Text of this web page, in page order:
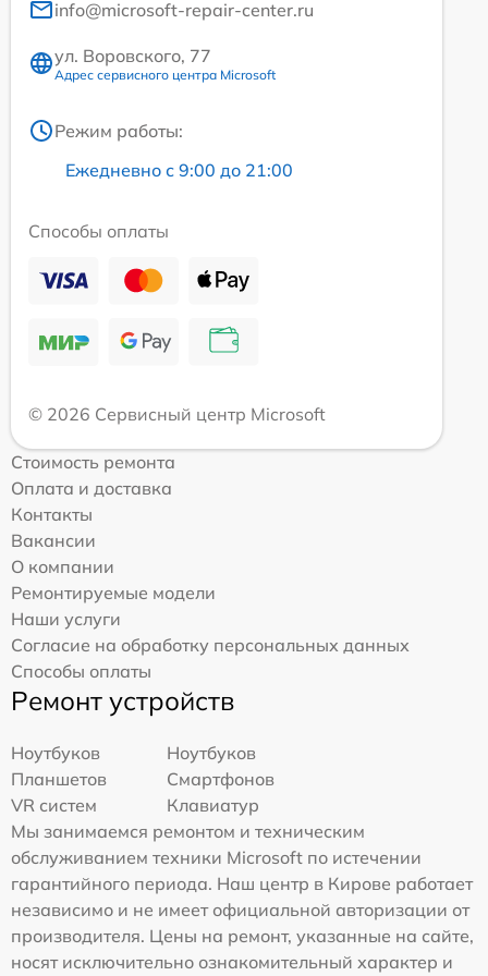
info@microsoft-repair-center.ru
ул. Воровского, 77
Адрес сервисного центра Microsoft
Режим работы:
Ежедневно с 9:00 до 21:00
Способы оплаты
© 2026 Сервисный центр Microsoft
Стоимость ремонта
Оплата и доставка
Контакты
Вакансии
О компании
Ремонтируемые модели
Наши услуги
Согласие на обработку персональных данных
Способы оплаты
Ремонт устройств
Ноутбуков
Ноутбуков
Планшетов
Смартфонов
VR систем
Клавиатур
Мы занимаемся ремонтом и техническим
обслуживанием техники Microsoft по истечении
гарантийного периода. Наш центр в Кирове работает
независимо и не имеет официальной авторизации от
производителя. Цены на ремонт, указанные на сайте,
носят исключительно ознакомительный характер и